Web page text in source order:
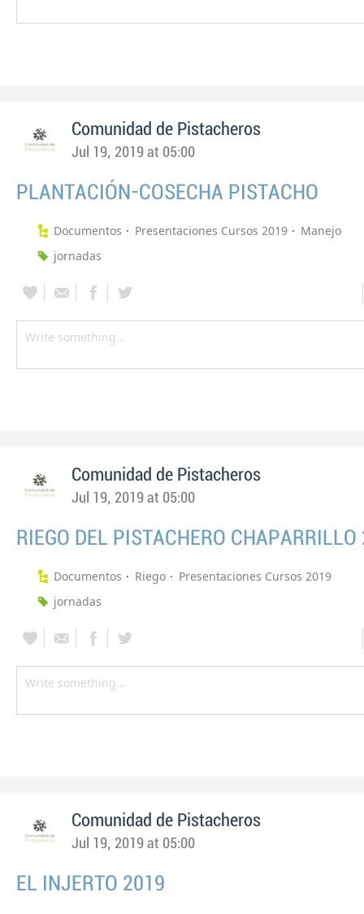
Comunidad de Pistacheros
Jul 19, 2019 at 05:00
PLANTACIÓN-COSECHA PISTACHO
Documentos Presentaciones Cursos 2019
Manejo
jornadas
Comunidad de Pistacheros
Jul 19, 2019 at 05:00
RIEGO DEL PISTACHERO
Documentos Riego
Presentaciones Cursos 2019
jornadas
Comunidad de Pistacheros
Jul 19, 2019 at 05:00
EL INJERTO 2019